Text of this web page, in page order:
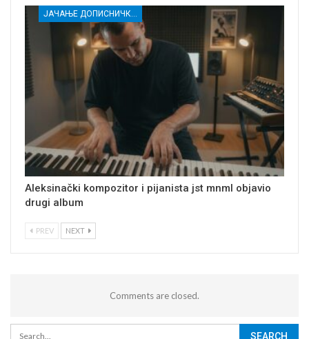
ЈАЧАЊЕ ДОПИСНИЧКЕ МРЕЖЕ НЕЗАВИСНИХ МЕДИЈА У РАСИНСКОМ ОКРУГУ
Aleksinački kompozitor i pijanista jst mnml objavio
drugi album
PREV NEXT
Comments are closed.